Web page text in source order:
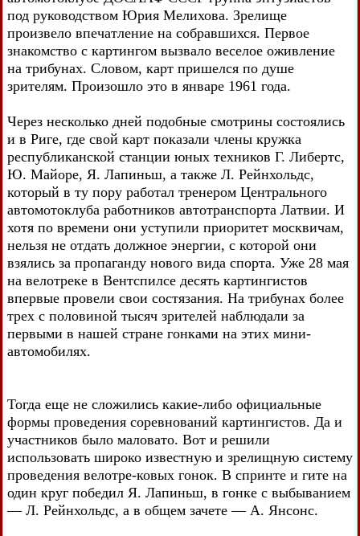
под руководством Юрия Мелихова. Зрелище
произвело впечатление на собравшихся. Первое
знакомство с картингом вызвало веселое оживление
на трибунах. Словом, карт пришелся по душе
зрителям. Произошло это в январе 1961 года.
Через несколько дней подобные смотрины состоялись
и в Риге, где свой карт показали члены кружка
республиканской станции юных техников Г. Либертс,
Ю. Майоре, Я. Лапиньш, а также Л. Рейнхольдс,
который в ту пору работал тренером Центрального
автомотоклуба работников автотранспорта Латвии. И
хотя по времени они уступили приоритет москвичам,
нельзя не отдать должное энергии, с которой они
взялись за пропаганду нового вида спорта. Уже 28 мая
на велотреке в Вентспилсе десять картингистов
впервые провели свои состязания. На трибунах более
трех с половиной тысяч зрителей наблюдали за
первыми в нашей стране гонками на этих мини-
автомобилях.
Тогда еще не сложились какие-либо официальные
формы проведения соревнований картингистов. Да и
участников было маловато. Вот и решили
использовать широко известную и зрелищную систему
проведения велотре-ковых гонок. В спринте и гите на
один круг победил Я. Лапиньш, в гонке с выбыванием
— Л. Рейнхольдс, а в общем зачете — А. Янсонс.